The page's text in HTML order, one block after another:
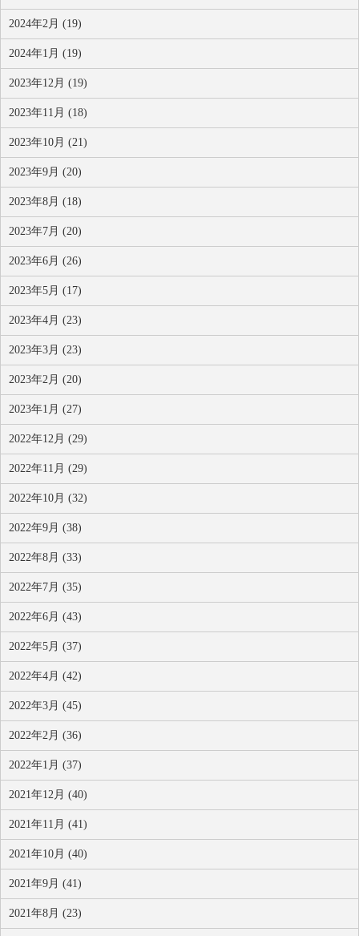
2024年2月 (19)
2024年1月 (19)
2023年12月 (19)
2023年11月 (18)
2023年10月 (21)
2023年9月 (20)
2023年8月 (18)
2023年7月 (20)
2023年6月 (26)
2023年5月 (17)
2023年4月 (23)
2023年3月 (23)
2023年2月 (20)
2023年1月 (27)
2022年12月 (29)
2022年11月 (29)
2022年10月 (32)
2022年9月 (38)
2022年8月 (33)
2022年7月 (35)
2022年6月 (43)
2022年5月 (37)
2022年4月 (42)
2022年3月 (45)
2022年2月 (36)
2022年1月 (37)
2021年12月 (40)
2021年11月 (41)
2021年10月 (40)
2021年9月 (41)
2021年8月 (23)